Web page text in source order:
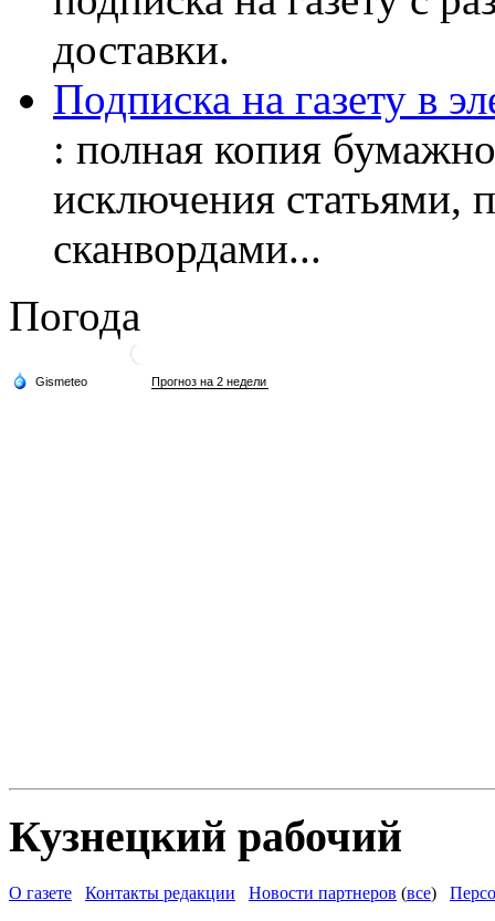
доставки.
Подписка на газету в
: полная копия
исключения статьями,
сканвордами...
Погода
Кузнецкий рабочий
О газете Контакты редакции Новости партнеров (все)